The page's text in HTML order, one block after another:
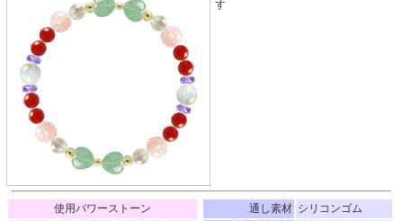
す
使用パワーストーン
通し素材 シリコンゴム